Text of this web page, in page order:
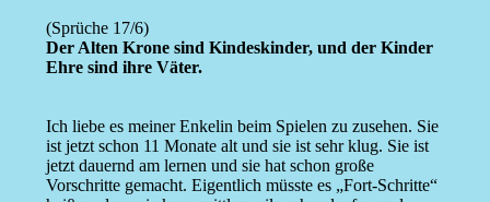
(Sprüche 17/6)
Der Alten Krone sind Kindeskinder, und der Kinder
Ehre sind ihre Väter.
Ich liebe es meiner Enkelin beim Spielen zu zusehen. Sie
ist jetzt schon 11 Monate alt und sie ist sehr klug. Sie ist
jetzt dauernd am lernen und sie hat schon große
Vorschritte gemacht. Eigentlich müsste es „Fort-Schritte“